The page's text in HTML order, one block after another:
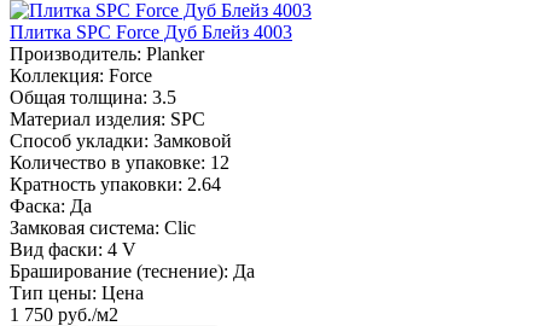
Плитка SPC Force Дуб Блейз 4003
Производитель: Planker
Коллекция: Force
Общая толщина: 3.5
Материал изделия: SPC
Способ укладки: Замковой
Количество в упаковке: 12
Кратность упаковки: 2.64
Фаска: Да
Замковая система: Сlic
Вид фаски: 4 V
Браширование (теснение): Да
Тип цены: Цена
1 750 руб./м2